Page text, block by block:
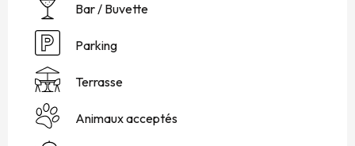
Bar / Buvette
Parking
Terrasse
Animaux acceptés